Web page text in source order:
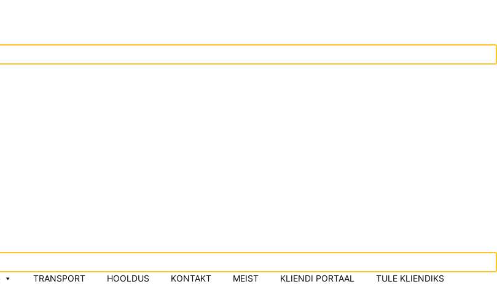
TRANSPORT HOOLDUS KONTAKT MEIST KLIENDI PORTAAL TULE KLIENDIKS